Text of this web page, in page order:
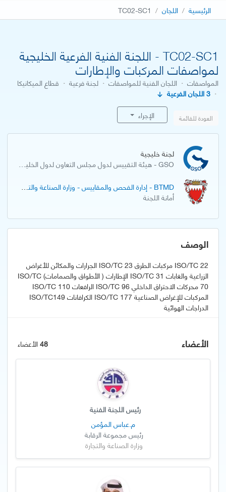
الرئيسية اللجان TC02-SC1
TC02-SC1 - اللجنة الفنية الفرعية الخليجية
لمواصفات المركبات والإطارات
المواصفات · اللجان الفنية للمواصفات · لجنة فرعية · قطاع الميكانيكا
· 3 اللجان الفرعية
العودة للقائمة الإجراء
لجنة خليجية
GSO - هيئة التقييس لدول مجلس التعاون لدول الخليج العربية
BTMD - إدارة الفحص والمقاييس - وزارة الصناعة والتجارة بمملكة البحرين
أمانة اللجنة
الوصف
ISO/TC 22 مركبات الطرق ISO/TC 23 الجرارات والمكائن للأغراض
الزراعية والغابات ISO/TC 31 الإطارات ( الأطواق والصمامات) ISO/TC
70 محركات الاحتراق الداخلي ISO/TC 96 الرافعات ISO/TC 110
المركبات للإغراض الصناعية ISO/TC 177 الكرافانات ISO/TC149
الدراجات الهوائية
الأعضاء 48الأعضاء
رئيس اللجنة الفنية
م.عباس المؤمن
رئيس مجموعة الرقابة
وزارة الصناعة والتجارة